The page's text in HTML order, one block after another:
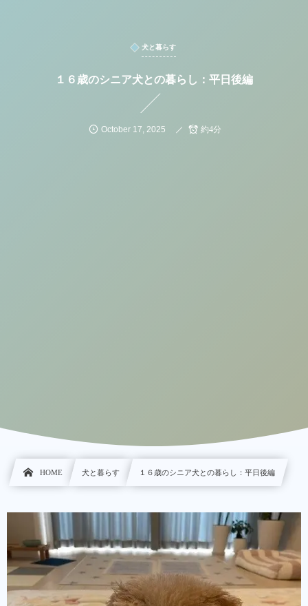
犬と暮らす
１６歳のシニア犬との暮らし：平日後編
October 17 2025 約4分
HOME 犬と暮らす １６歳のシニア犬との暮らし：平日後編